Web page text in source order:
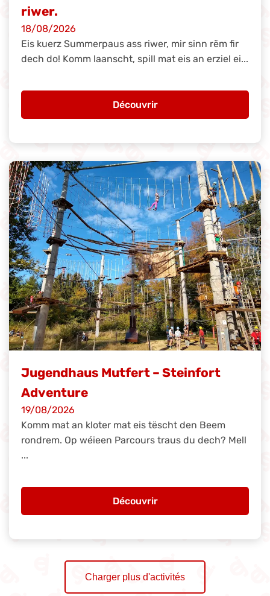
riwer.
18/08/2026
Eis kuerz Summerpaus ass riwer, mir sinn rëm fir
dech do! Komm laanscht, spill mat eis an erziel ei...
Découvrir
Jugendhaus Mutfert – Steinfort
Adventure
19/08/2026
Komm mat an kloter mat eis tëscht den Beem
rondrem. Op wéieen Parcours traus du dech? Mell
...
Découvrir
Charger plus d'activités